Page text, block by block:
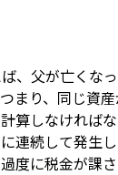
、父が亡くな
まり、同じ資
算しなければ
連続して発生
度に税金が課